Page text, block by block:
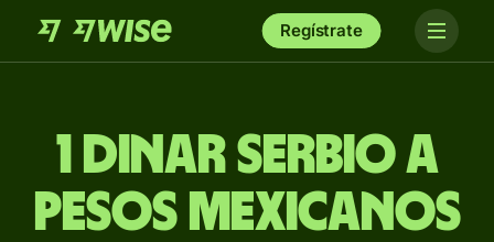
Regístrate
1 dinar serbio a
pesos mexicanos